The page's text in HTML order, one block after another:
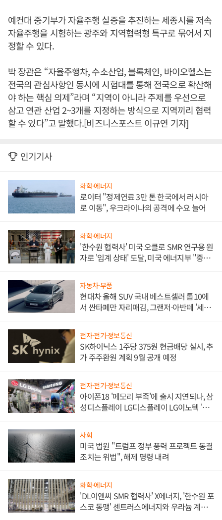
예컨대 중기부가 자율주행 실증을 추진하는 세종시를 저속
자율주행을 시험하는 광주와 지역협력형 특구로 묶어서 지
정할 수 있다.
박 장관은 “자율주행차, 수소산업, 블록체인, 바이오헬스는
전국의 관심사항인 동시에 시험대를 통해 전국으로 확산해
야 하는 핵심 의제”라며 “지역이 아니라 주제를 우선으로
삼고 연관 산업 2~3개를 지정하는 방식으로 지역끼리 협력
할 수 있다”고 말했다.[비즈니스포스트 이규연 기자]
인기기사
화학·에너지
로이터 "정제연료 3만 톤 한국에서 러시아
로 이동", 우크라이나의 공격에 수요 늘어
화학·에너지
'한수원 협력사' 미국 오클로 SMR 연구용 원
자로 '임계 상태' 도달, 미국 에너지부 "중요
자동차·부품
현대차 올해 SUV 국내 베스트셀러 톱10에
서 싼타페만 자리매김, 그랜저·아반떼 '세단
전자·전기·정보통신
SK하이닉스 1주당 375원 현금배당 실시, 추
가 주주환원 계획 9월 공개 예정
전자·전기·정보통신
아이폰18 '메모리 부족'에 출시 지연되나, 삼
성디스플레이 LG디스플레이 LG이노텍 '탈
사회
미국 법원 "트럼프 정부 풍력 프로젝트 동결
조치는 위법", 해제 명령 내려
화학·에너지
'DL이앤씨 SMR 협력사' X에너지, '한수원 포
스코 동맹' 센트러스에너지와 우라늄 계약